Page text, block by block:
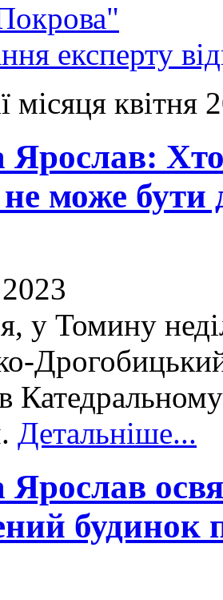
експерту
місяця квітня
Ярослав:
може бути
у Томину
Детальніше...
будинок